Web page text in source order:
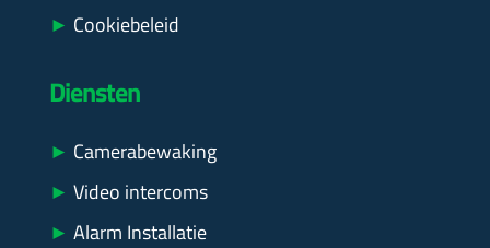
Diensten
► Camerabewaking
► Video intercoms
► Alarm Installatie
► Cookiebeleid